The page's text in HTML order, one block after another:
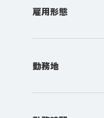
雇用形態
勤務地